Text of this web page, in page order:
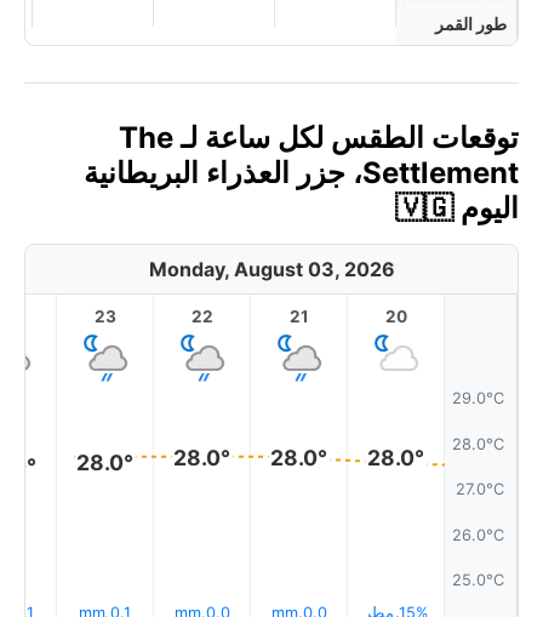
طور القمر
توقعات الطقس لكل ساعة لـ The
Settlement، جزر العذراء البريطانية
اليوم 🇻🇬
Monday, August 03, 2026
29.0°C
28.0°C
27.0°C
26.0°C
25.0°C
20
28.0°
15% مطر
21
28.0°
0.0 mm
22
28.0°
0.0 mm
23
28.0°
0.1 mm
0.1 mm